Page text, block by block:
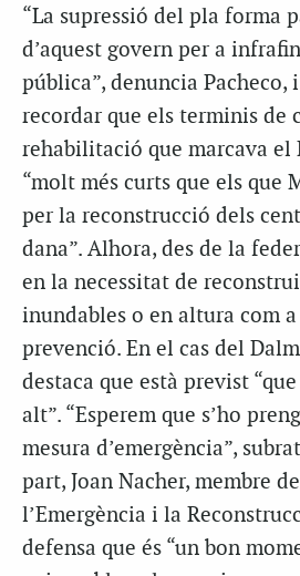
“La supressió del pla forma
d’aquest govern per a
pública”, denuncia Pacheco,
recordar que els terminis de
rehabilitació que marcava el
“molt més curts que els que
per la reconstrucció dels
dana”. Alhora, des de la
en la necessitat de
inundables o en altura com a
prevenció. En el cas del
destaca que està previst
alt”. “Esperem que s’ho
mesura d’emergència”,
part, Joan Nacher, membre
l’Emergència i la
defensa que és “un bon